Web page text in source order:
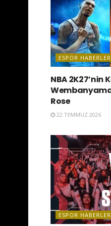
ESPOR
NBA 2K27’nin
Rose
22 TEMMUZ 2026
ESPOR